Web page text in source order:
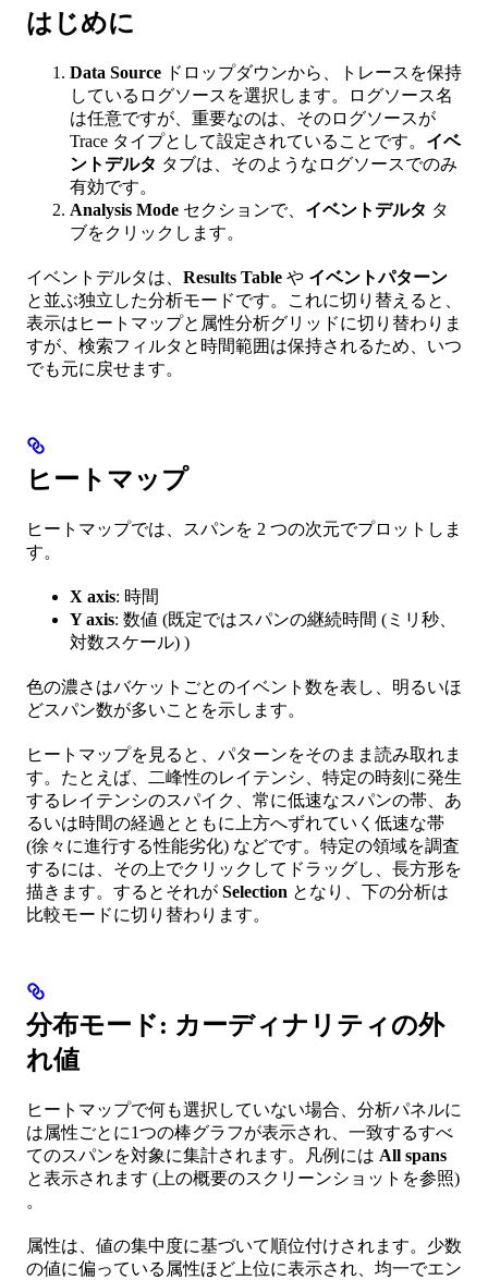
はじめに
Data Source ドロップダウンから、トレースを保持
しているログソースを選択します。ログソース名
は任意ですが、重要なのは、そのログソースが
Trace タイプとして設定されていることです。 イベ
ントデルタ タブは、そのようなログソースでのみ
有効です。
Analysis Mode セクションで、 イベントデルタ タ
ブをクリックします。
イベントデルタは、 Results Table や イベントパターン
と並ぶ独立した分析モードです。これに切り替えると、
表示はヒートマップと属性分析グリッドに切り替わりま
すが、検索フィルタと時間範囲は保持されるため、いつ
でも元に戻せます。
ヒートマップ
ヒートマップでは、スパンを 2 つの次元でプロットしま
す。
X axis: 時間
Y axis: 数値 (既定ではスパンの継続時間 (ミリ秒、
対数スケール) )
色の濃さはバケットごとのイベント数を表し、明るいほ
どスパン数が多いことを示します。
ヒートマップを見ると、パターンをそのまま読み取れま
す。たとえば、二峰性のレイテンシ、特定の時刻に発生
するレイテンシのスパイク、常に低速なスパンの帯、あ
るいは時間の経過とともに上方へずれていく低速な帯
(徐々に進行する性能劣化) などです。特定の領域を調査
するには、その上でクリックしてドラッグし、長方形を
描きます。するとそれが Selection となり、下の分析は
比較モードに切り替わります。
分布モード: カーディナリティの外
れ値
ヒートマップで何も選択していない場合、分析パネルに
は属性ごとに1つの棒グラフが表示され、一致するすべ
てのスパンを対象に集計されます。凡例には All spans
と表示されます (上の概要のスクリーンショットを参照)
。
属性は、値の集中度に基づいて順位付けされます。少数
の値に偏っている属性ほど上位に表示され、均一でエン